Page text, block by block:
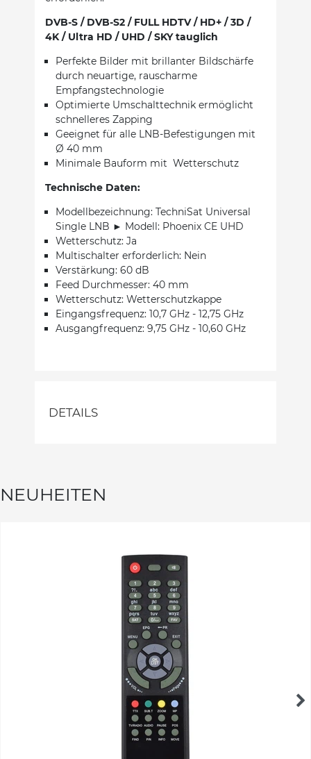
DVB-S / DVB-S2 / FULL HDTV / HD+ / 3D /
4K / Ultra HD / UHD / SKY tauglich
Perfekte Bilder mit brillanter Bildschärfe
durch neuartige, rauscharme
Empfangstechnologie
Optimierte Umschalttechnik ermöglicht
schnelleres Zapping
Geeignet für alle LNB-Befestigungen mit
Ø 40 mm
Minimale Bauform mit Wetterschutz
Technische Daten:
Modellbezeichnung: TechniSat Universal
Single LNB ► Modell: Phoenix CE UHD
Wetterschutz: Ja
Multischalter erforderlich: Nein
Verstärkung: 60 dB
Feed Durchmesser: 40 mm
Wetterschutz: Wetterschutzkappe
Eingangsfrequenz: 10,7 GHz - 12,75 GHz
Ausgangfrequenz: 9,75 GHz - 10,60 GHz
DETAILS
NEUHEITEN